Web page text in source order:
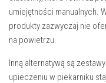
umiejętności manualnych.
produkty zazwyczaj nie
na powietrzu.
Inną alternatywą są
upieczeniu w piekarniku